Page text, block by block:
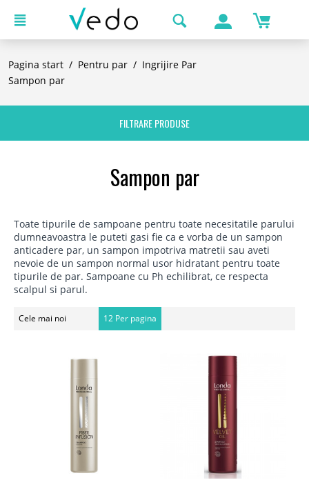
Pagina start / Pentru par / Ingrijire Par
Sampon par
FILTRARE PRODUSE
Sampon par
Toate tipurile de sampoane pentru toate necesitatile parului
dumneavoastra le puteti gasi fie ca e vorba de un sampon
anticadere par, un sampon impotriva matretii sau aveti
nevoie de un sampon normal usor hidratant pentru toate
tipurile de par. Sampoane cu Ph echilibrat, ce respecta
scalpul si parul.
Cele mai noi 12 Per pagina